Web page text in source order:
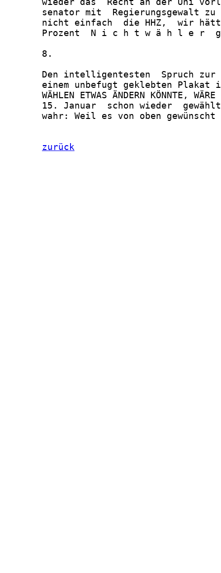
senator mit  Regierungsgewalt
nicht einfach  die HHZ,  wir
Prozent  N i c h t w ä h l e r
       8.
Den intelligentesten  Spruch
einem unbefugt geklebten Plakat
WÄHLEN ETWAS ÄNDERN KÖNNTE,
15. Januar  schon wieder
wahr: Weil es von oben gewünscht
zurück